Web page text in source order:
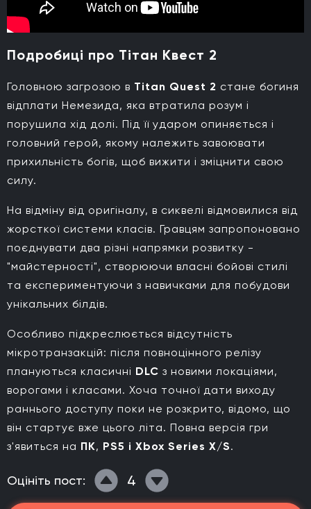
Подробиці про Тітан Квест 2
Головною загрозою в Titan Quest 2 стане богиня
відплати Немезида, яка втратила розум і
порушила хід долі. Під її ударом опиняється і
головний герой, якому належить завоювати
прихильність богів, щоб вижити і зміцнити свою
силу.
На відміну від оригіналу, в сиквелі відмовилися від
жорсткої системи класів. Гравцям запропоновано
поєднувати два різні напрямки розвитку -
"майстерності", створюючи власні бойові стилі
та експериментуючи з навичками для побудови
унікальних білдів.
Особливо підкреслюється відсутність
мікротранзакцій: після повноцінного релізу
плануються класичні DLC з новими локаціями,
ворогами і класами. Хоча точної дати виходу
раннього доступу поки не розкрито, відомо, що
він стартує вже цього літа. Повна версія гри
з'явиться на ПК, PS5 і Xbox Series X/S.
Оцініть пост: 4